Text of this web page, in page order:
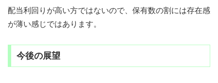
配当利回りが高い方ではないので、保有数の割には存在感
が薄い感じではあります。
今後の展望